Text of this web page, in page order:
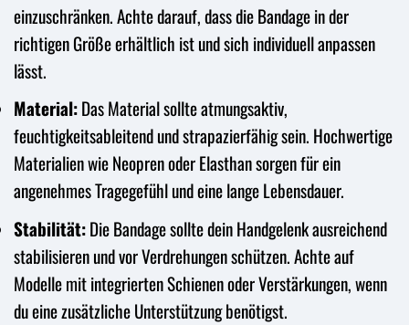
einzuschränken. Achte darauf, dass die Bandage in der
richtigen Größe erhältlich ist und sich individuell anpassen
lässt.
Material:Das Material sollte atmungsaktiv,
feuchtigkeitsableitend und strapazierfähig sein. Hochwertige
Materialien wie Neopren oder Elasthan sorgen für ein
angenehmes Tragegefühl und eine lange Lebensdauer.
Stabilität:Die Bandage sollte dein Handgelenk ausreichend
stabilisieren und vor Verdrehungen schützen. Achte auf
Modelle mit integrierten Schienen oder Verstärkungen, wenn
du eine zusätzliche Unterstützung benötigst.